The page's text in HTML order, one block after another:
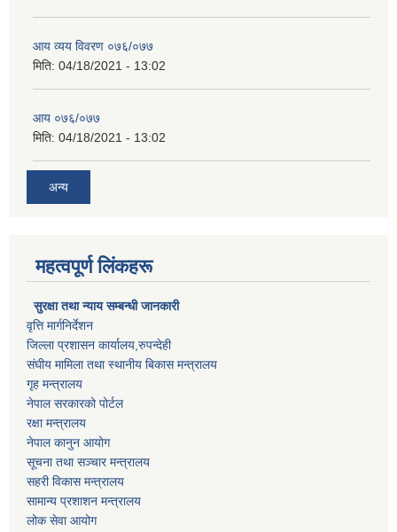
आय व्यय विवरण ०७६/०७७
मिति: 04/18/2021 - 13:02
आय ०७६/०७७
मिति: 04/18/2021 - 13:02
अन्य
महत्वपूर्ण लिंकहरू
सुरक्षा तथा न्याय सम्बन्धी जानकारी
वृत्ति मार्गनिर्देशन
जिल्ला प्रशासन कार्यालय,रुपन्देही
संघीय मामिला तथा स्थानीय बिकास मन्त्रालय
गृह मन्त्रालय
नेपाल सरकारको पोर्टल
रक्षा मन्त्रालय
नेपाल कानुन आयोग
सूचना तथा सञ्चार मन्त्रालय
सहरी विकास मन्त्रालय
सामान्य प्रशाशन मन्त्रालय
लोक सेवा आयोग